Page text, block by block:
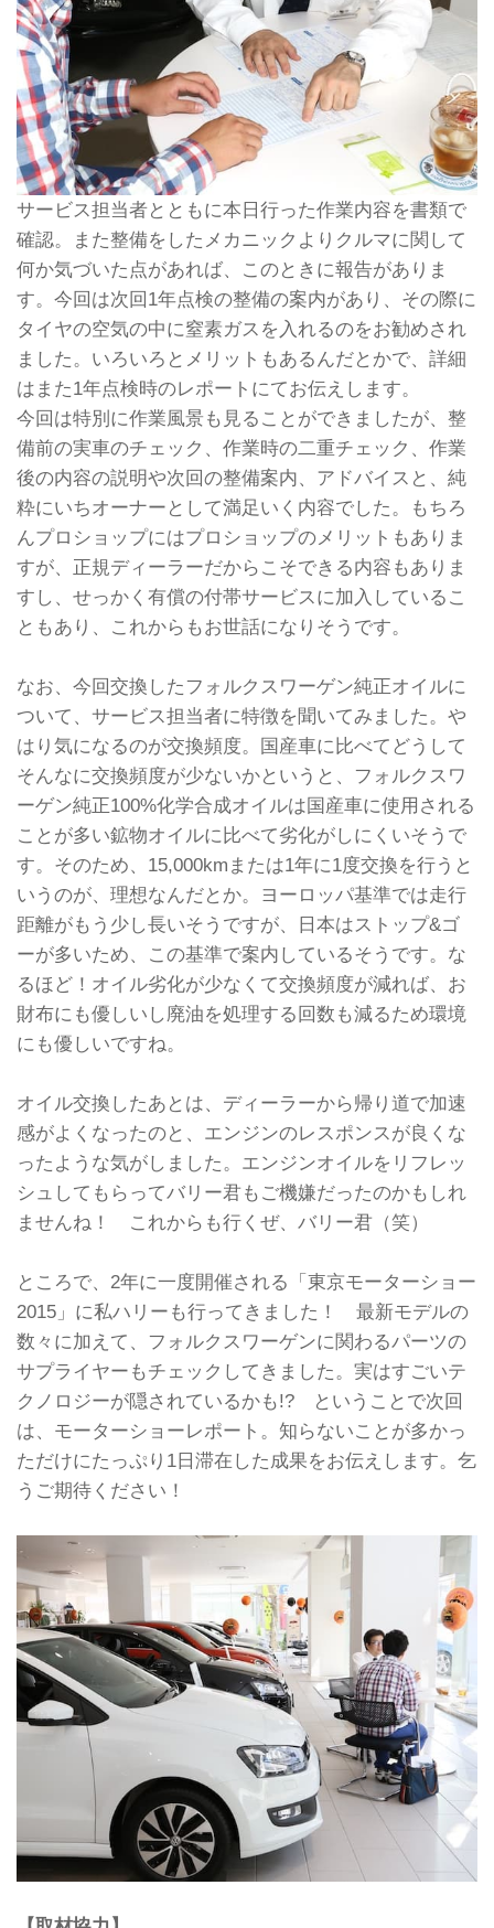
サービス担当者とともに本日行った作業内容を書類で
確認。また整備をしたメカニックよりクルマに関して
何か気づいた点があれば、このときに報告がありま
す。今回は次回1年点検の整備の案内があり、その際に
タイヤの空気の中に窒素ガスを入れるのをお勧めされ
ました。いろいろとメリットもあるんだとかで、詳細
はまた1年点検時のレポートにてお伝えします。
今回は特別に作業風景も見ることができましたが、整
備前の実車のチェック、作業時の二重チェック、作業
後の内容の説明や次回の整備案内、アドバイスと、純
粋にいちオーナーとして満足いく内容でした。もちろ
んプロショップにはプロショップのメリットもありま
すが、正規ディーラーだからこそできる内容もありま
すし、せっかく有償の付帯サービスに加入しているこ
ともあり、これからもお世話になりそうです。
なお、今回交換したフォルクスワーゲン純正オイルに
ついて、サービス担当者に特徴を聞いてみました。や
はり気になるのが交換頻度。国産車に比べてどうして
そんなに交換頻度が少ないかというと、フォルクスワ
ーゲン純正100%化学合成オイルは国産車に使用される
ことが多い鉱物オイルに比べて劣化がしにくいそうで
す。そのため、15,000kmまたは1年に1度交換を行うと
いうのが、理想なんだとか。ヨーロッパ基準では走行
距離がもう少し長いそうですが、日本はストップ&ゴ
ーが多いため、この基準で案内しているそうです。な
るほど！オイル劣化が少なくて交換頻度が減れば、お
財布にも優しいし廃油を処理する回数も減るため環境
にも優しいですね。
オイル交換したあとは、ディーラーから帰り道で加速
感がよくなったのと、エンジンのレスポンスが良くな
ったような気がしました。エンジンオイルをリフレッ
シュしてもらってバリー君もご機嫌だったのかもしれ
ませんね！ これからも行くぜ、バリー君（笑）
ところで、2年に一度開催される「東京モーターショー
2015」に私ハリーも行ってきました！ 最新モデルの
数々に加えて、フォルクスワーゲンに関わるパーツの
サプライヤーもチェックしてきました。実はすごいテ
クノロジーが隠されているかも!? ということで次回
は、モーターショーレポート。知らないことが多かっ
ただけにたっぷり1日滞在した成果をお伝えします。乞
うご期待ください！